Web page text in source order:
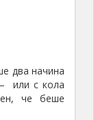
два начина
или с кола
че беше